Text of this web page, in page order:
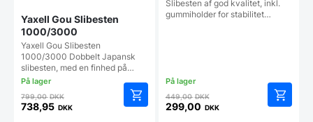
Yaxell Gou Slibesten
1000/3000
Yaxell Gou Slibesten
1000/3000 Dobbelt Japansk
slibesten, med en finhed på…
799,00DKKDen
oprindelige
738,95 DKK
Slibesten af god kvalitet, inkl.
gummiholder for stabilitet…
449,00DKKDen
oprindelige
299,00 DKK